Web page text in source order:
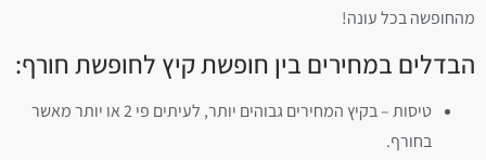
מהחופשה בכל עונה!
הבדלים במחירים בין חופשת קיץ לחופשת חורף:
טיסות – בקיץ המחירים גבוהים יותר, לעיתים פי 2 או יותר מאשר
בחורף.